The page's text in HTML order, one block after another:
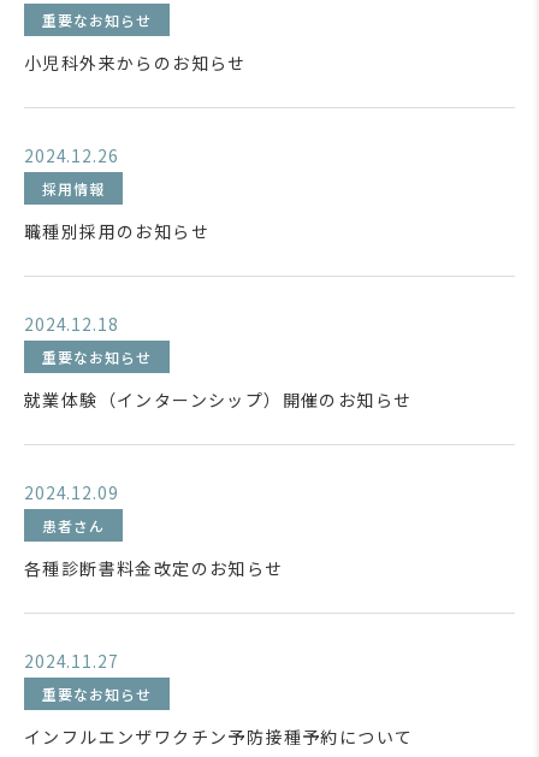
重要なお知らせ
小児科外来からのお知らせ
2024.12.26
採用情報
職種別採用のお知らせ
2024.12.18
重要なお知らせ
就業体験（インターンシップ）開催のお知らせ
2024.12.09
患者さん
各種診断書料金改定のお知らせ
2024.11.27
重要なお知らせ
インフルエンザワクチン予防接種予約について